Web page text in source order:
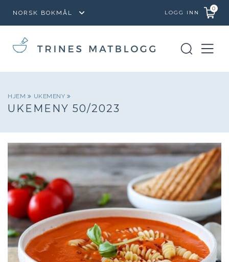
LOGG INN
0
HJEM UKEMENY
UKEMENY 50/2023